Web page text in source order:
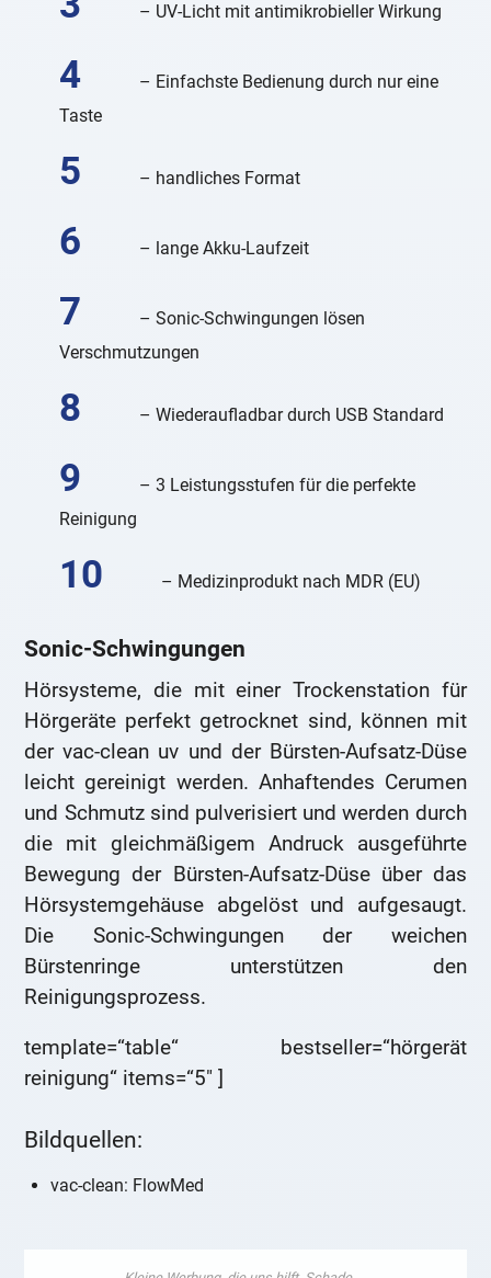
– UV-Licht mit antimikrobieller Wirkung
– Einfachste Bedienung durch nur eine
Taste
– handliches Format
– lange Akku-Laufzeit
– Sonic-Schwingungen lösen
Verschmutzungen
– Wiederaufladbar durch USB Standard
– 3 Leistungsstufen für die perfekte
Reinigung
– Medizinprodukt nach MDR (EU)
Sonic-Schwingungen
Hörsysteme, die mit einer Trockenstation für
Hörgeräte perfekt getrocknet sind, können mit
der vac-clean uv und der Bürsten-Aufsatz-Düse
leicht gereinigt werden. Anhaftendes Cerumen
und Schmutz sind pulverisiert und werden durch
die mit gleichmäßigem Andruck ausgeführte
Bewegung der Bürsten-Aufsatz-Düse über das
Hörsystemgehäuse abgelöst und aufgesaugt.
Die Sonic-Schwingungen der weichen
Bürstenringe unterstützen den
Reinigungsprozess.
template=“table“ bestseller=“hörgerät
reinigung“ items=“5″ ]
Bildquellen:
vac-clean: FlowMed